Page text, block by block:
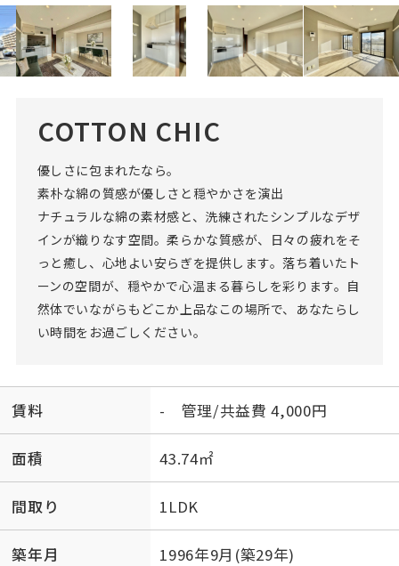
COTTON CHIC
優しさに包まれたなら。
素朴な綿の質感が優しさと穏やかさを演出
ナチュラルな綿の素材感と、洗練されたシンプルなデザ
インが織りなす空間。柔らかな質感が、日々の疲れをそ
っと癒し、心地よい安らぎを提供します。落ち着いたト
ーンの空間が、穏やかで心温まる暮らしを彩ります。自
然体でいながらもどこか上品なこの場所で、あなたらし
い時間をお過ごしください。
賃料 - 管理/共益費 4,000円
面積 43.74㎡
間取り 1LDK
築年月 1996年9月(築29年)